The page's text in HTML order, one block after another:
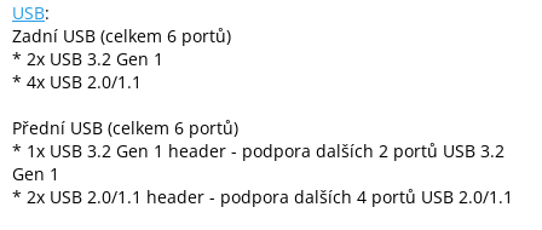
USB:
Zadní USB (celkem 6 portů)
* 2x USB 3.2 Gen 1
* 4x USB 2.0/1.1
Přední USB (celkem 6 portů)
* 1x USB 3.2 Gen 1 header - podpora dalších 2 portů USB 3.2
Gen 1
* 2x USB 2.0/1.1 header - podpora dalších 4 portů USB 2.0/1.1